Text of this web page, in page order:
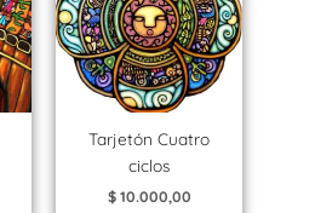
Tarjetón Cuatro
ciclos
$10.000,00